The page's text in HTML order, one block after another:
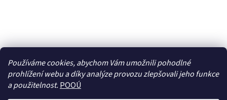
Používáme cookies, abychom Vám umožnili pohodlné
prohlížení webu a díky analýze provozu zlepšovali jeho funkce
a použitelnost. POOÚ
Sledovat na Instagramu